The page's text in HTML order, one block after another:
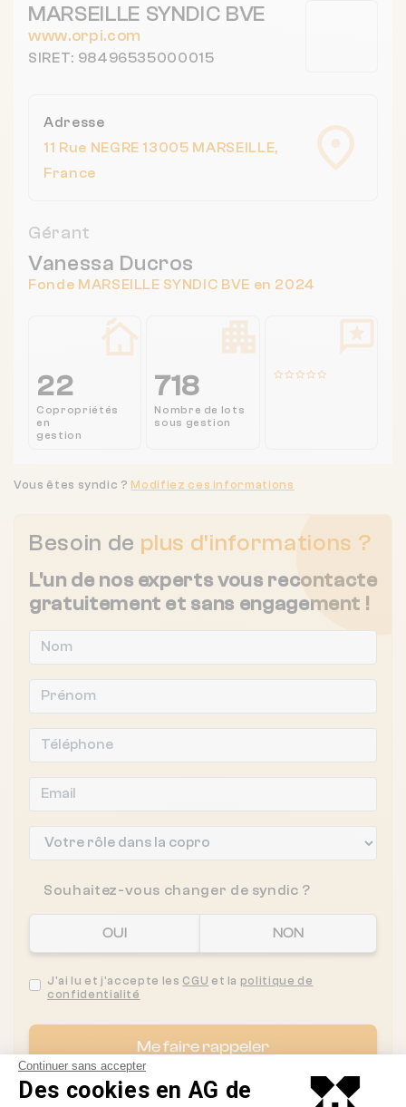
Continuer sans accepter
Des cookies en AG de
MARSEILLE SYNDIC BVE
www.orpi.com
SIRET: 98496535000015
Adresse
11 Rue NEGRE 13005 MARSEILLE,
France
Gérant
Vanessa Ducros
Fonde MARSEILLE SYNDIC BVE en 2024
22
Copropriétés
en
gestion
718
Nombre de lots
sous gestion
Besoin de plus d'informations ?
L'un de nos experts vous recontacte
gratuitement et sans engagement !
Souhaitez-vous changer de syndic ?
OUI NON
J'ai lu et j'accepte les CGU et la politique de
confidentialité
Me faire rappeler
Vous êtes syndic ? Modifiez ces informations